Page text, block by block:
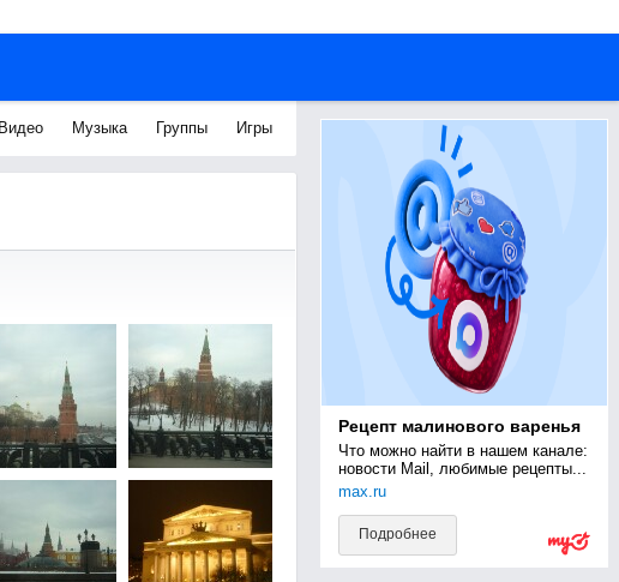
Видео Музыка Группы Игры
Рецепт малинового варенья
Что можно найти в нашем канале:
новости Mail, любимые рецепты...
max.ru
Подробнее